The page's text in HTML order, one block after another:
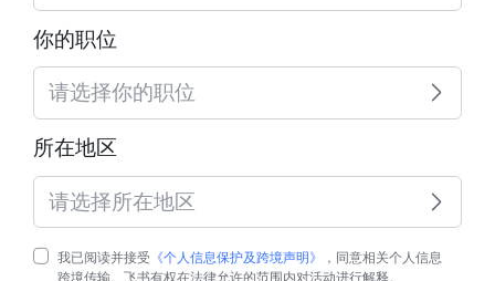
你的职位
请选择你的职位
所在地区
请选择所在地区
我已阅读并接受 《个人信息保护及跨境声明》
，同意相关个人信息
跨境传输。飞书有权在法律允许的范围内对活动进行解释。